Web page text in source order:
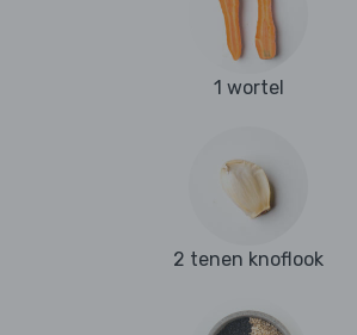
1 wortel
2 tenen knoflook